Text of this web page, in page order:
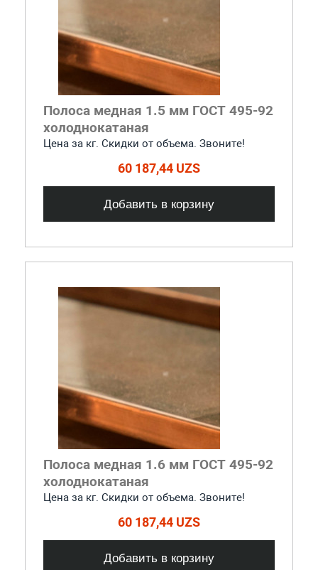
Полоса медная 1.5 мм ГОСТ 495-92
холоднокатаная
Цена за кг. Скидки от объема. Звоните!
60 187,44 UZS
Добавить в корзину
Полоса медная 1.6 мм ГОСТ 495-92
холоднокатаная
Цена за кг. Скидки от объема. Звоните!
60 187,44 UZS
Добавить в корзину